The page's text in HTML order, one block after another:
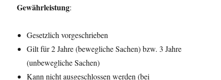
Gewährleistung:
Gesetzlich vorgeschrieben
Gilt für 2 Jahre (bewegliche Sachen) bzw. 3 Jahre
(unbewegliche Sachen)
Kann nicht ausgeschlossen werden (bei